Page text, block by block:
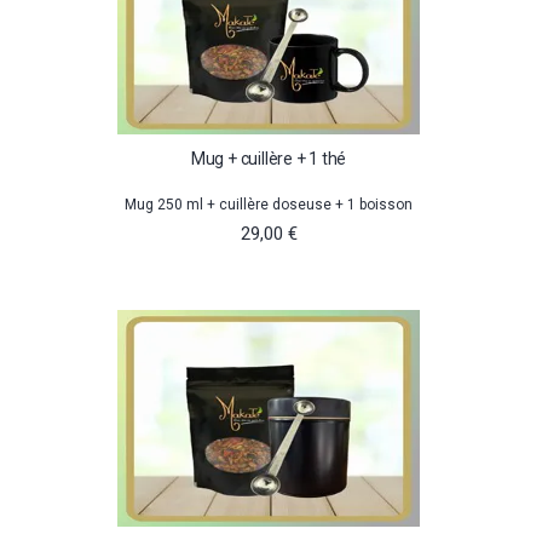
Mug + cuillère + 1 thé
Mug 250 ml + cuillère doseuse + 1 boisson
29,00 €